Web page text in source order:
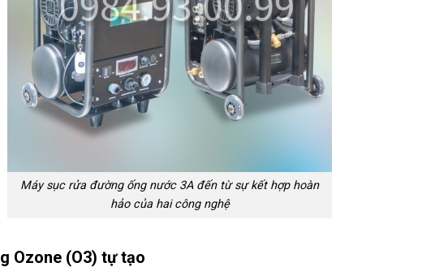
Máy sục rửa đường ống nước 3A đến từ sự kết hợp hoàn
hảo của hai công nghệ
Ozone (O3) tự tạo